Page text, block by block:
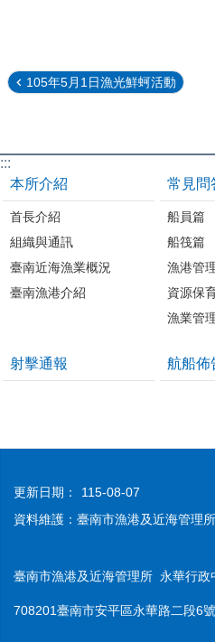
105年5月1日漁光鮮蚵活動
:::
本所介紹
首長介紹
組織與通訊
臺南近海漁業概況
臺南漁港介紹
常見問
船員篇
船筏篇
漁港管
資源保
漁業管
射擊通報 航船佈
更新日期：
115-08-07
資料維護：臺南市漁港及近海管理所
臺南市漁港及近海管理所 永華行政
708201臺南市安平區永華路二段